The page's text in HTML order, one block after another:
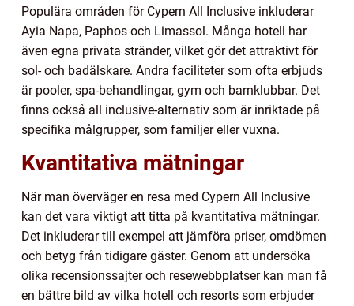
Populära områden för Cypern All Inclusive inkluderar
Ayia Napa, Paphos och Limassol. Många hotell har
även egna privata stränder, vilket gör det attraktivt för
sol- och badälskare. Andra faciliteter som ofta erbjuds
är pooler, spa-behandlingar, gym och barnklubbar. Det
finns också all inclusive-alternativ som är inriktade på
specifika målgrupper, som familjer eller vuxna.
Kvantitativa mätningar
När man överväger en resa med Cypern All Inclusive
kan det vara viktigt att titta på kvantitativa mätningar.
Det inkluderar till exempel att jämföra priser, omdömen
och betyg från tidigare gäster. Genom att undersöka
olika recensionssajter och resewebbplatser kan man få
en bättre bild av vilka hotell och resorts som erbjuder